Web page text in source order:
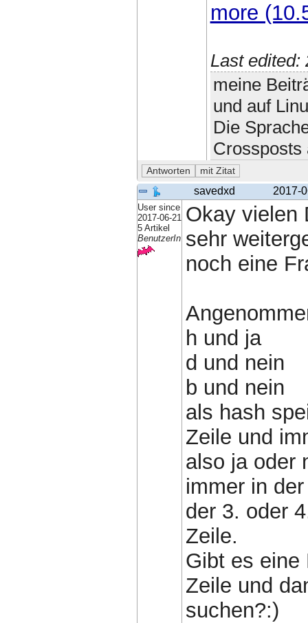
more
Last edited:
meine
und auf
Die
savedxd 2017-
User since
2017-06-21
5 Artikel
BenutzerIn
Okay vielen
sehr
noch eine
h und ja
d und nein
b und nein
als hash
Zeile und
also ja oder
immer in
der 3. oder
Zeile.
Gibt es eine
Zeile und
suchen?:)